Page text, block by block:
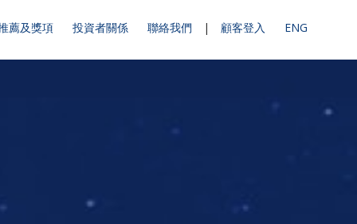
薦及獎項 投資者關係 聯絡我們 | 顧客登入 ENG